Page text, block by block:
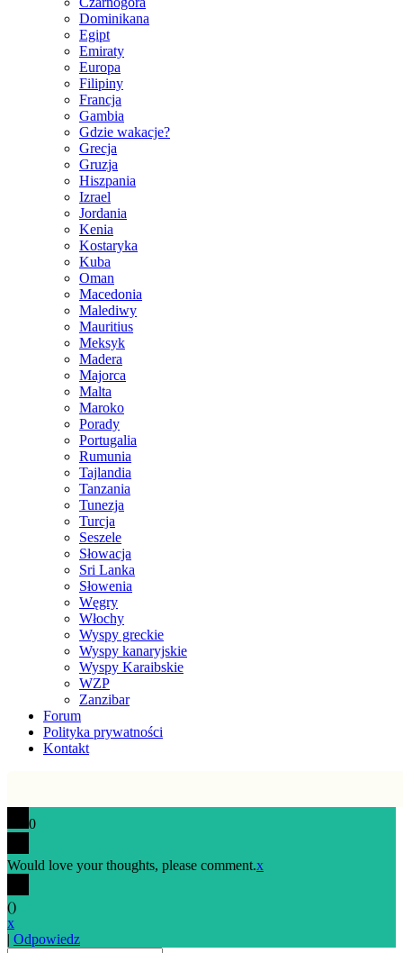
Dominikana
Egipt
Emiraty
Europa
Filipiny
Francja
Gambia
Gdzie wakacje?
Grecja
Gruzja
Hiszpania
Izrael
Jordania
Kenia
Kostaryka
Kuba
Oman
Macedonia
Malediwy
Mauritius
Meksyk
Madera
Majorca
Malta
Maroko
Porady
Portugalia
Rumunia
Tajlandia
Tanzania
Tunezja
Turcja
Seszele
Słowacja
Sri Lanka
Słowenia
Węgry
Włochy
Wyspy greckie
Wyspy kanaryjskie
Wyspy Karaibskie
WZP
Zanzibar
Forum
Polityka prywatności
Kontakt
0
Would love your thoughts, please comment.x
()
x
| Odpowiedz